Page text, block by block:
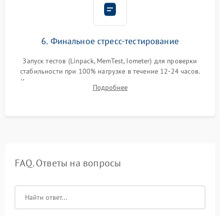
6. Финальное стресс-тестирование
Запуск тестов (Linpack, MemTest, Iometer) для проверки
стабильности при 100% нагрузке в течение 12-24 часов.
Контроль температурных режимов, проверка отсутствия
троттлинга и подготовка сервера к выдаче.
Подробнее
FAQ. Ответы на вопросы